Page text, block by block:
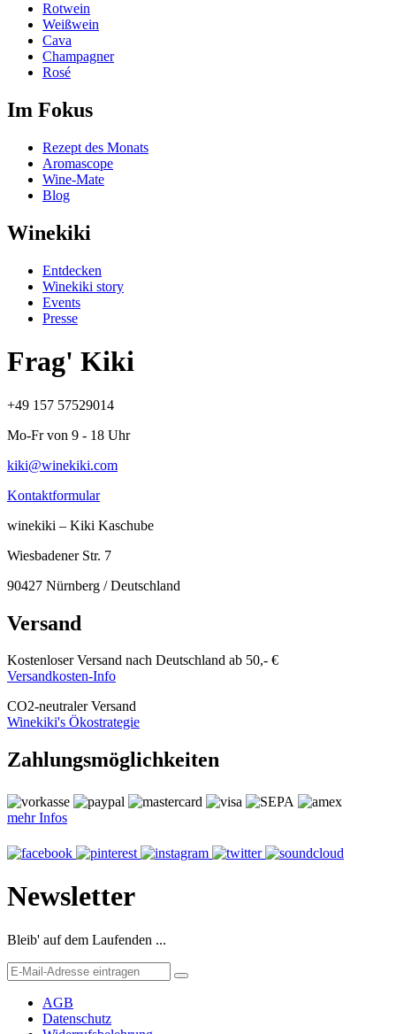
Rotwein
Weißwein
Cava
Champagner
Rosé
Im Fokus
Rezept des Monats
Aromascope
Wine-Mate
Blog
Winekiki
Entdecken
Winekiki story
Events
Presse
Frag' Kiki
+49 157 57529014
Mo-Fr von 9 - 18 Uhr
kiki@winekiki.com
Kontaktformular
winekiki – Kiki Kaschube
Wiesbadener Str. 7
90427 Nürnberg / Deutschland
Versand
Kostenloser Versand nach Deutschland ab 50,- €
Versandkosten-Info
CO2-neutraler Versand
Winekiki's Ökostrategie
Zahlungsmöglichkeiten
mehr Infos
Newsletter
Bleib' auf dem Laufenden ...
AGB
Datenschutz